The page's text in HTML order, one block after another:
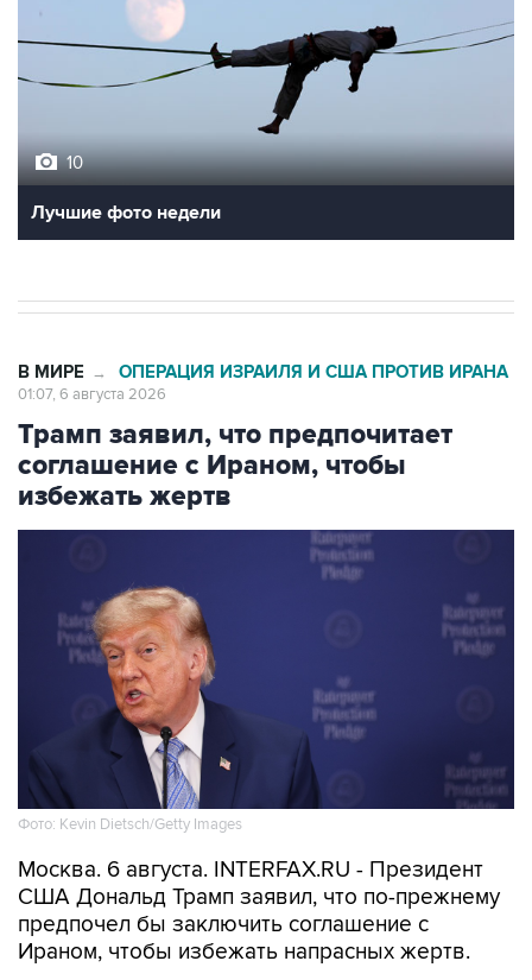
10
Лучшие фото недели
В МИРЕ → ОПЕРАЦИЯ ИЗРАИЛЯ И США ПРОТИВ ИРАНА
01:07, 6 августа 2026
Трамп заявил, что предпочитает
соглашение с Ираном, чтобы
избежать жертв
Фото: Kevin Dietsch/Getty Images
Москва. 6 августа. INTERFAX.RU - Президент
США Дональд Трамп заявил, что по-прежнему
предпочел бы заключить соглашение с
Ираном, чтобы избежать напрасных жертв.